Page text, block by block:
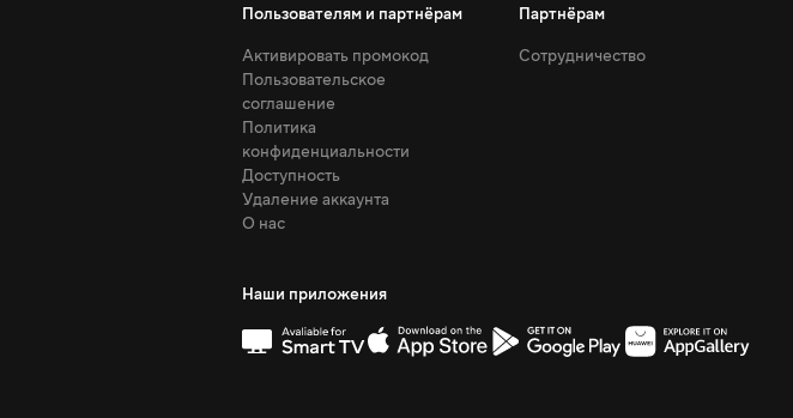
Пользователям и партнёрам
Активировать промокод
Пользовательское
соглашение
Политика
конфиденциальности
Доступность
Удаление аккаунта
О нас
Партнёрам
Сотрудничество
Наши приложения